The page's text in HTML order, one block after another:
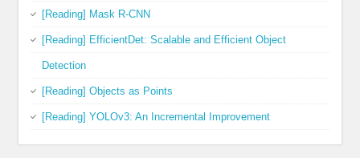
[Reading] Mask R-CNN
[Reading] EfficientDet: Scalable and Efficient Object
Detection
[Reading] Objects as Points
[Reading] YOLOv3: An Incremental Improvement